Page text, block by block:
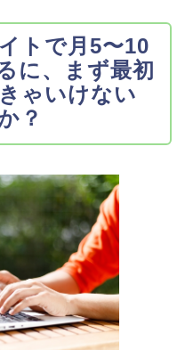
トで月5〜10
に、まず最初
ゃいけない
？